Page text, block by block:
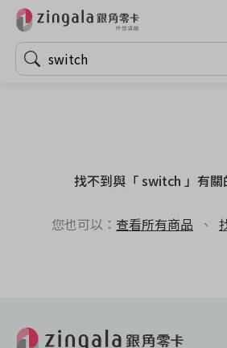
找不到與「 switch 」有關
您也可以： 查看所有商品 、